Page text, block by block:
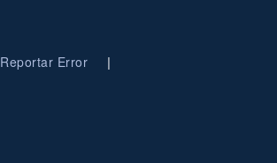
Reportar Error |